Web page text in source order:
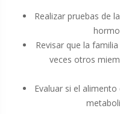
Realizar pruebas de
Revisar que la
veces otros
Evaluar si el